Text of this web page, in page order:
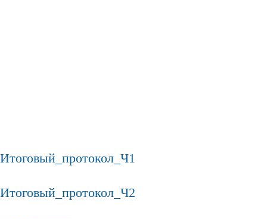
Итоговый_протокол_Ч1
Итоговый_протокол_Ч2